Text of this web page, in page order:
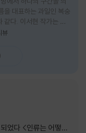
을 대표하는 과일인 복숭
다. 이서현 작가는 이
이 전하고 싶은 메시지
계절인 여름. 하지만
리고 클라이밍의 피치
의 아쉬움과 새로운 계
소설은 각자의 '여름'을
이야기를 담고 있다.
뷰
는 어떻게